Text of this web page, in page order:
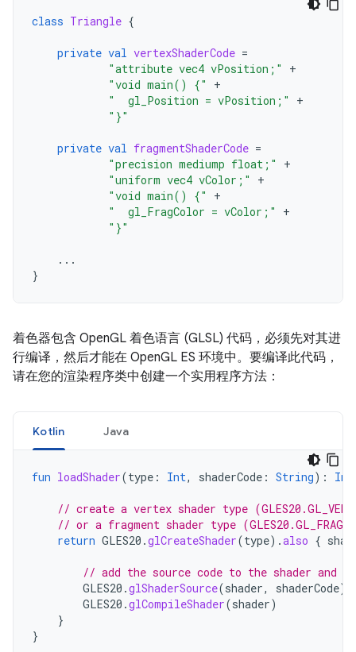
class Triangle {
private val vertexShaderCode =
"attribute vec4 vPosition;"
+
"void main() {"
+
"  gl_Position = vPosition;"
+
"}"
private val fragmentShaderCode =
"precision mediump float;"
+
"uniform vec4 vColor;"
+
"void main() {"
+
"  gl_FragColor = vColor;"
+
"}"
...
}
着色器包含 OpenGL 着色语言 (GLSL) 代码，必须先对其进
行编译，然后才能在 OpenGL ES 环境中。要编译此代码，
请在您的渲染程序类中创建一个实用程序方法：
Kotlin Java
fun loadShader(type : Int, shaderCode : String): Int
// create a vertex shader type
// or a fragment shader type
return GLES20 .glCreateShader(type).also {
// add the source code to the shader and
GLES20 .glShaderSource(shader, shaderCode)
GLES20 .glCompileShader(shader)
}
}